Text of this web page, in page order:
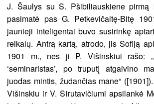
J. Šaulys su S. Pšibiliauskiene pirmą
pasimatė pas G. Petkevičaitę-Bitę
jaunieji inteligentai buvo susirinkę
reikalų. Antrą kartą, atrodo, jis Sofiją
1901 m., nes ji P. Višinskiui rašo:
‘seminaristas’, po truputį atgaivino
juodas mintis, žudančias mane“
Višinskiu ir V. Sirutavičiumi apsilankė